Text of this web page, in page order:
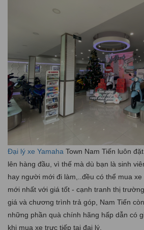
Đại lý xe Yamaha Town Nam Tiến luôn
lên hàng đầu, vì thế mà dù bạn là sinh
hay người mới đi làm,..đều có thể mua xe
mới nhất với giá tốt - cạnh tranh thị
giá và chương trình trả góp, Nam Tiến
những phần quà chính hãng hấp dẫn có
khi mua xe trực tiếp tại đại lý.